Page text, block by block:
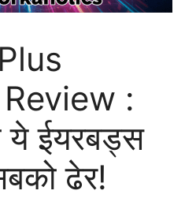
:
ये ईयरबड्स
ढेर!